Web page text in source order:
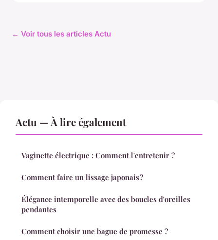
← Voir tous les articles Actu
Actu — À lire également
Vaginette électrique : Comment l'entretenir ?
Comment faire un lissage japonais ?
Élégance intemporelle avec des boucles d'oreilles
pendantes
Comment choisir une bague de promesse ?